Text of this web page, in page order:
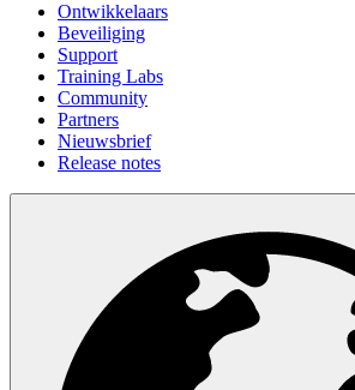
Ontwikkelaars
Beveiliging
Support
Training Labs
Community
Partners
Nieuwsbrief
Release notes